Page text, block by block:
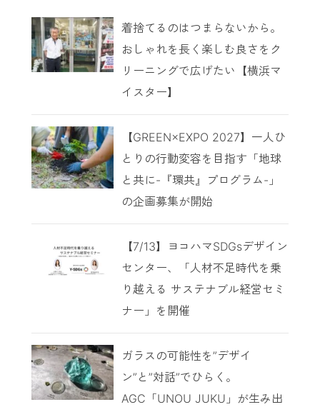
着捨てるのはつまらないから。
おしゃれを長く楽しむ良さをク
リーニングで広げたい【横浜マ
イスター】
【GREEN×EXPO 2027】一人ひ
とりの行動変容を目指す「地球
と共に-『環共』プログラム-」
の企画募集が開始
【7/13】ヨコハマSDGsデザイン
センター、「人材不足時代を乗
り越える サステナブル経営セミ
ナー」を開催
ガラスの可能性を”デザイ
ン”と”対話”でひらく。
AGC「UNOU JUKU」が生み出